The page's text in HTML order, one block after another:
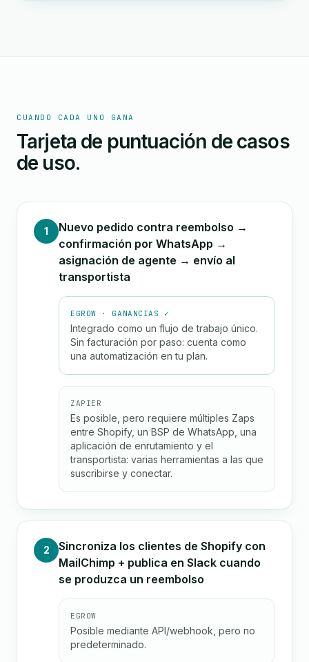
CUANDO CADA UNO GANA
Tarjeta de puntuación de casos
de uso.
1
Nuevo pedido contra reembolso →
confirmación por WhatsApp →
asignación de agente → envío al
transportista
EGROW · GANANCIAS ✓
Integrado como un flujo de trabajo único.
Sin facturación por paso: cuenta como
una automatización en tu plan.
ZAPIER
Es posible, pero requiere múltiples Zaps
entre Shopify, un BSP de WhatsApp, una
aplicación de enrutamiento y el
transportista: varias herramientas a las que
suscribirse y conectar.
2
Sincroniza los clientes de Shopify con
MailChimp + publica en Slack cuando
se produzca un reembolso
EGROW
Posible mediante API/webhook, pero no
predeterminado.